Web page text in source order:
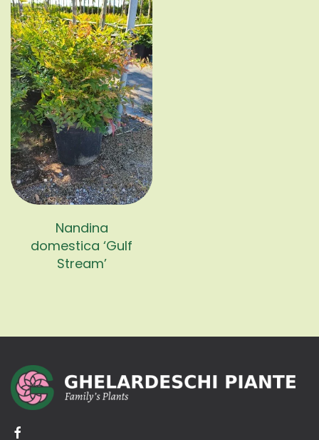
Nandina
domestica ‘Gulf
Stream’